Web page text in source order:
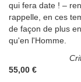
qui fera date ! –
rappelle, en ces
de façon de plus
qu'en l'Homme.
55,00 €